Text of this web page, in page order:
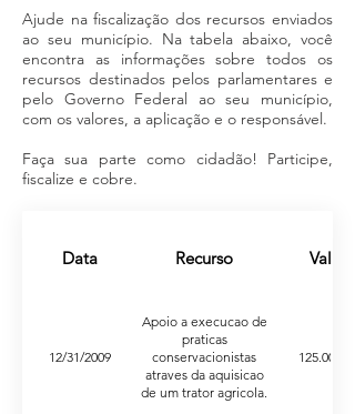
Ajude na fiscalização dos recursos enviados
ao seu município. Na tabela abaixo, você
encontra as informações sobre todos os
recursos destinados pelos parlamentares e
pelo Governo Federal ao seu município,
com os valores, a aplicação e o responsável.
Faça sua parte como cidadão! Participe,
fiscalize e cobre.
Data Recurso Valor
12/31/2009
Apoio a execucao de
praticas
conservacionistas
atraves da aquisicao
de um trator agricola.
125.000,00